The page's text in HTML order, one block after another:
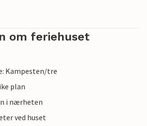
om feriehuset
Kampesten/tre
plan
i nærheten
ved huset